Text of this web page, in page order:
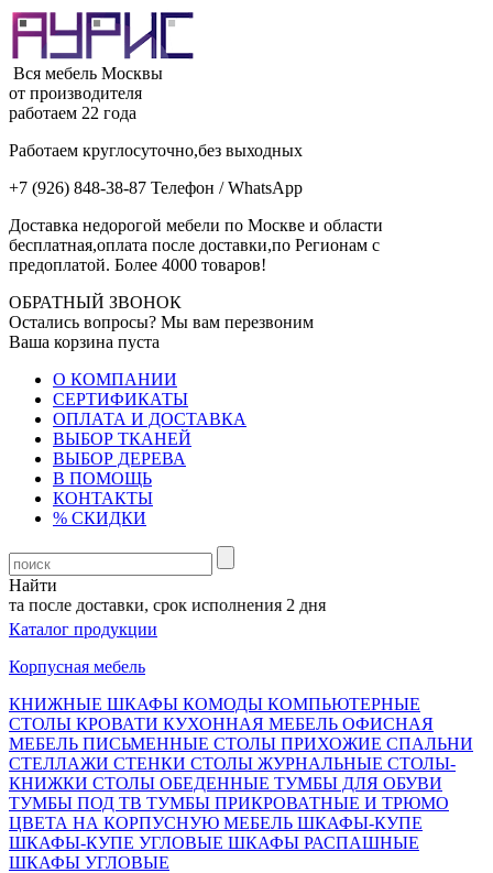
Вся мебель Москвы
от производителя
работаем 22 года
Работаем круглосуточно,без выходных
+7 (926) 848-38-87 Телефон / WhatsApp
Доставка недорогой мебели по Москве и области
бесплатная,оплата после доставки,по Регионам с
предоплатой. Более 4000 товаров!
ОБРАТНЫЙ ЗВОНОК
Остались вопросы? Мы вам перезвоним
Ваша корзина пуста
О КОМПАНИИ
СЕРТИФИКАТЫ
ОПЛАТА И ДОСТАВКА
ВЫБОР ТКАНЕЙ
ВЫБОР ДЕРЕВА
В ПОМОЩЬ
КОНТАКТЫ
% СКИДКИ
Найти
после доставки, срок исполнения 2 дня
Каталог продукции
Корпусная мебель
КНИЖНЫЕ ШКАФЫ КОМОДЫ КОМПЬЮТЕРНЫЕ
СТОЛЫ КРОВАТИ КУХОННАЯ МЕБЕЛЬ ОФИСНАЯ
МЕБЕЛЬ ПИСЬМЕННЫЕ СТОЛЫ ПРИХОЖИЕ СПАЛЬНИ
СТЕЛЛАЖИ СТЕНКИ СТОЛЫ ЖУРНАЛЬНЫЕ СТОЛЫ-
КНИЖКИ СТОЛЫ ОБЕДЕННЫЕ ТУМБЫ ДЛЯ ОБУВИ
ТУМБЫ ПОД ТВ ТУМБЫ ПРИКРОВАТНЫЕ И ТРЮМО
ЦВЕТА НА КОРПУСНУЮ МЕБЕЛЬ ШКАФЫ-КУПЕ
ШКАФЫ-КУПЕ УГЛОВЫЕ ШКАФЫ РАСПАШНЫЕ
ШКАФЫ УГЛОВЫЕ